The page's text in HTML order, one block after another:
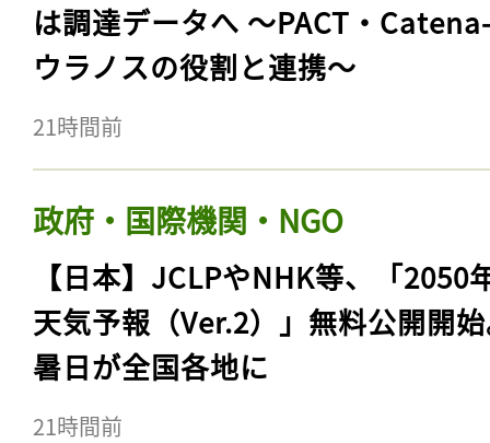
は調達データへ 〜PACT・
ウラノスの役割と連携〜
21時間前
政府・国際機関・NGO
【日本】JCLPやNHK等、「2050
天気予報（Ver.2）」無料公開開
暑日が全国各地に
21時間前